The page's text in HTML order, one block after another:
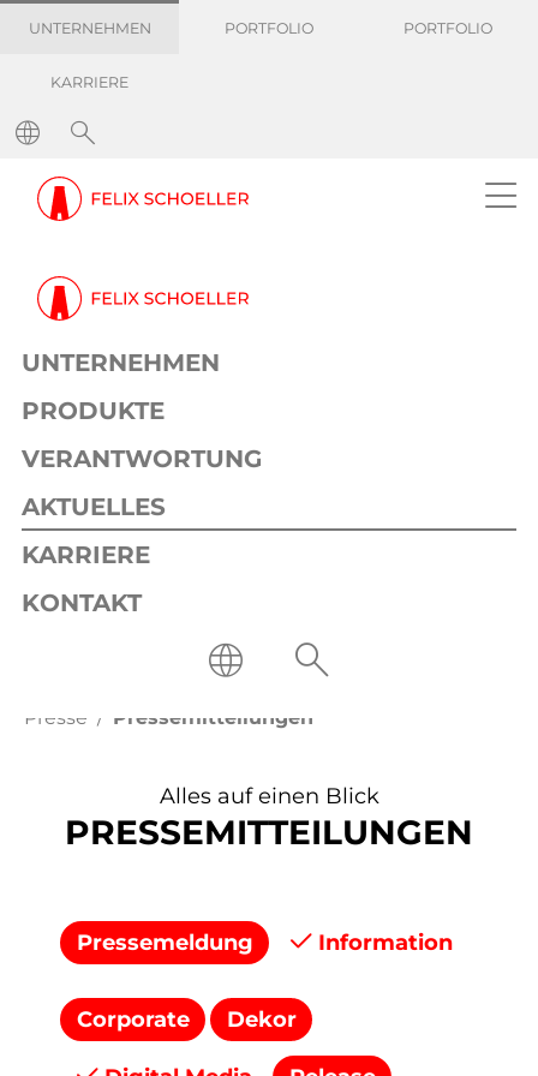
UNTERNEHMEN PORTFOLIO PORTFOLIO
KARRIERE
UNTERNEHMEN
PRODUKTE
VERANTWORTUNG
AKTUELLES
KARRIERE
KONTAKT
Presse Pressemitteilungen
Alles auf einen Blick
PRESSEMITTEILUNGEN
Pressemeldung Information
Corporate Dekor